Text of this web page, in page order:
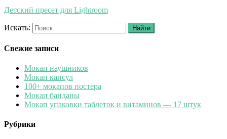
Детский пресет для Lightroom
Искать: Найти
Свежие записи
Мокап наушников
Мокап капсул
100+ мокапов постера
Мокап банданы
Мокап упаковки таблеток и витаминов — 17 штук
Рубрики